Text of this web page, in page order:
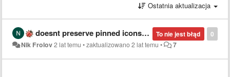
Ostatnia aktualizacja
0
To nie jest błąd
doesnt preserve pinned icons order
Nik Frolov2 lat temu •zaktualizowano2 lat temu • 7